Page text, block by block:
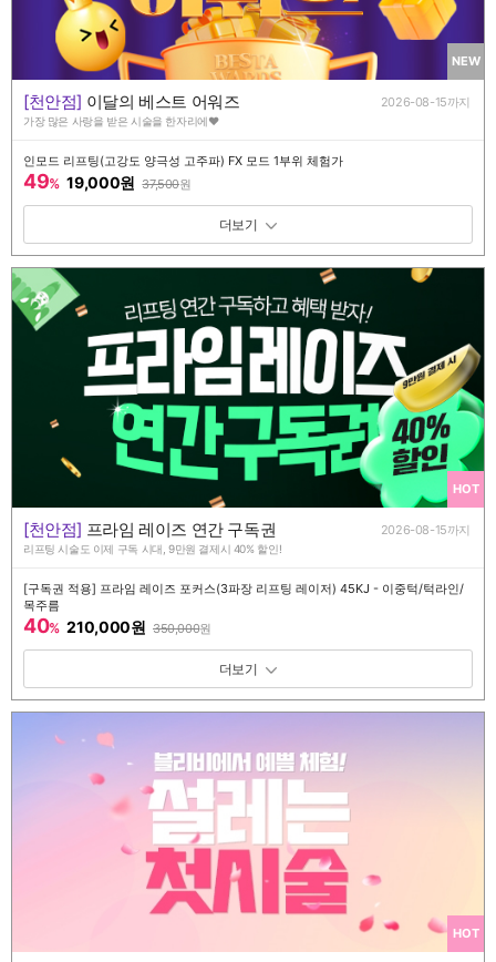
NEW
[천안점] 이달의 베스트 어워즈 2026-08-15까지
가장 많은 사랑을 받은 시술을 한자리에♥
인모드 리프팅(고강도 양극성 고주파) FX 모드 1부위 체험가
49% 19,000원 37,500원
패키지 보기 토글
HOT
[천안점] 프라임 레이즈 연간 구독권 2026-08-15까지
리프팅 시술도 이제 구독 시대, 9만원 결제시 40% 할인!
[구독권 적용] 프라임 레이즈 포커스(3파장 리프팅 레이저) 45KJ - 이중턱/턱라인/
목주름
40% 210,000원 350,000원
패키지 보기 토글
HOT